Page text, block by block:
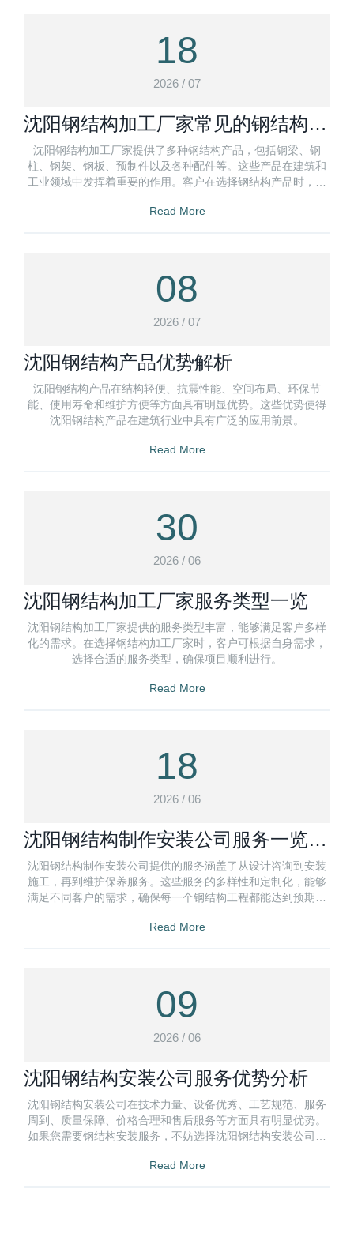
18
2026 / 07
沈阳钢结构加工厂家常见的钢结构产
品
沈阳钢结构加工厂家提供了多种钢结构产品，包括钢梁、钢
柱、钢架、钢板、预制件以及各种配件等。这些产品在建筑和
工业领域中发挥着重要的作用。客户在选择钢结构产品时，可
Read More
08
2026 / 07
沈阳钢结构产品优势解析
沈阳钢结构产品在结构轻便、抗震性能、空间布局、环保节
能、使用寿命和维护方便等方面具有明显优势。这些优势使得
沈阳钢结构产品在建筑行业中具有广泛的应用前景。
Read More
30
2026 / 06
沈阳钢结构加工厂家服务类型一览
沈阳钢结构加工厂家提供的服务类型丰富，能够满足客户多样
化的需求。在选择钢结构加工厂家时，客户可根据自身需求，
选择合适的服务类型，确保项目顺利进行。
Read More
18
2026 / 06
沈阳钢结构制作安装公司服务一览：
多元化需求定制
沈阳钢结构制作安装公司提供的服务涵盖了从设计咨询到安装
施工，再到维护保养服务。这些服务的多样性和定制化，能够
满足不同客户的需求，确保每一个钢结构工程都能达到预期的
Read More
09
2026 / 06
沈阳钢结构安装公司服务优势分析
沈阳钢结构安装公司在技术力量、设备优秀、工艺规范、服务
周到、质量保障、价格合理和售后服务等方面具有明显优势。
如果您需要钢结构安装服务，不妨选择沈阳钢结构安装公司，
Read More